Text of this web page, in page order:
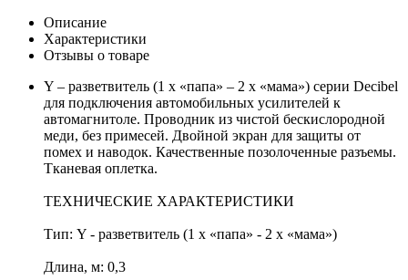
Описание
Характеристики
Отзывы о товаре
Y – разветвитель (1 х «папа» – 2 х «мама») серии Decibel
для подключения автомобильных усилителей к
автомагнитоле. Проводник из чистой бескислородной
меди, без примесей. Двойной экран для защиты от
помех и наводок. Качественные позолоченные разъемы.
Тканевая оплетка.
ТЕХНИЧЕСКИЕ ХАРАКТЕРИСТИКИ
Тип: Y - разветвитель (1 х «папа» - 2 х «мама»)
Длина, м: 0,3